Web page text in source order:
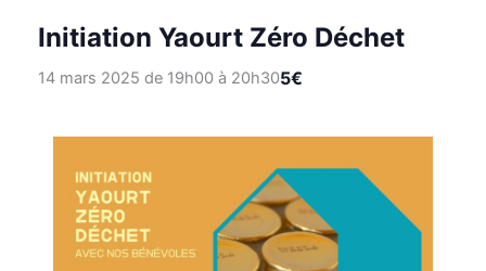
Initiation Yaourt Zéro Déchet
14 mars 2025 de 19h00à 20h305€